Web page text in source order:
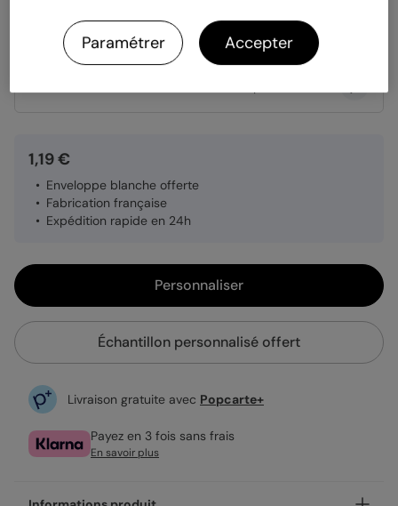
Papier Papier Satiné
1,19 €
Enveloppe blanche offerte
Fabrication française
Expédition rapide en 24h
Personnaliser
Échantillon personnalisé offert
Livraison gratuite avec Popcarte+
Payez en 3 fois sans frais
En savoir plus
Paramétrer Accepter